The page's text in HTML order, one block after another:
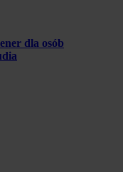
dla osób